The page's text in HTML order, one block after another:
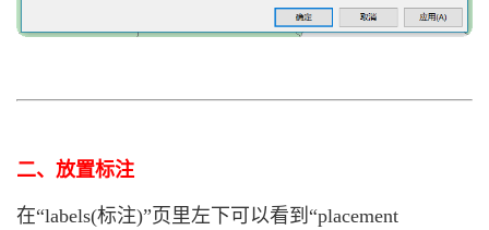
二、放置标注
在“labels(标注)”页里左下可以看到“placement